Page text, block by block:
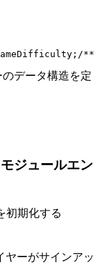
/**
データ構造を定
ジュールエン
初期化する
ヤーがサインアッ